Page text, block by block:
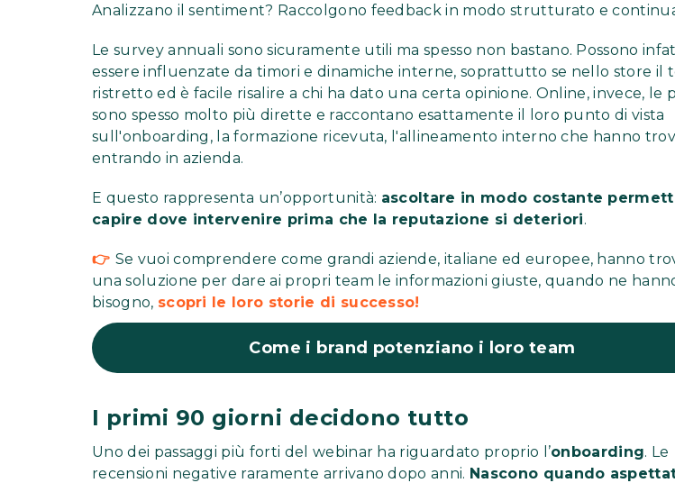
Analizzano il sentiment? Raccolgono feedback in modo strutturato e
Le survey annuali sono sicuramente utili ma spesso non bastano. Possono
essere influenzate da timori e dinamiche interne, soprattutto se nello store il
ristretto ed è facile risalire a chi ha dato una certa opinione. Online, invece, le
sono spesso molto più dirette e raccontano esattamente il loro punto di vista
sull'onboarding, la formazione ricevuta, l'allineamento interno che hanno
entrando in azienda.
E questo rappresenta un’opportunità: ascoltare in modo costante
capire dove intervenire prima che la reputazione si deteriori.
👉 Se vuoi comprendere come grandi aziende, italiane ed europee, hanno
una soluzione per dare ai propri team le informazioni giuste, quando ne
bisogno, scopri le loro storie di successo!
Come i brand potenziano i loro team
I primi 90 giorni decidono tutto
Uno dei passaggi più forti del webinar ha riguardato proprio l’onboarding. Le
recensioni negative raramente arrivano dopo anni. Nascono quando